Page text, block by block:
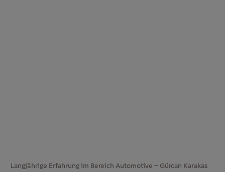
Langjährige Erfahrung im Bereich Automotive – Gürcan Karakas